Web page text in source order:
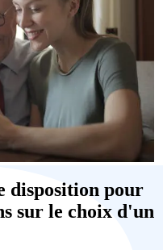
disposition pour
sur le choix d'un